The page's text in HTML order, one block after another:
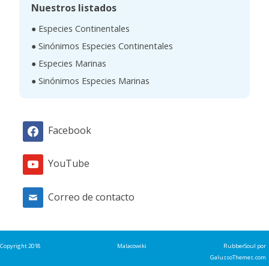
Nuestros listados
● Especies Continentales
● Sinónimos Especies Continentales
● Especies Marinas
● Sinónimos Especies Marinas
Facebook
YouTube
Correo de contacto
Copyright 2018 Malacowiki RubberSoul por
GalussoThemes.com